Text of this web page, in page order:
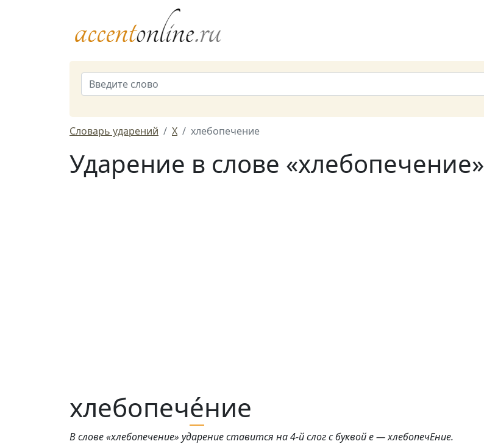
Словарь ударений Х хлебопечение
Ударение в слове «хлебопечение»
хлебопече́ние
В слове «хлебопечение» ударение ставится на 4-й слог с буквой е — хлебопечЕние.